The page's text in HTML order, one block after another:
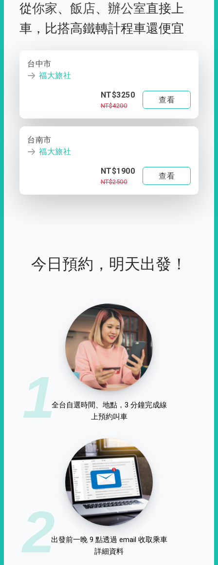
從你家、 飯店、 辦公室直接上
車， 比搭高鐵轉計程車還便宜
台中市
福大旅社
NT$3250
NT$4200
查看
台南市
福大旅社
NT$1900
NT$2500
查看
今日預約，明天出發！
1全台自選時間、地點，3 分鐘完成線
上預約叫車
2出發前一晚 9 點透過 email 收取乘車
詳細資料